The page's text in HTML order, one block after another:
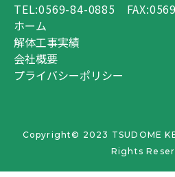
TEL:0569-84-0885
ホーム
解体工事実績
会社概要
プライバシーポリシー
Copyright© 2023 TSUDOME
Rights